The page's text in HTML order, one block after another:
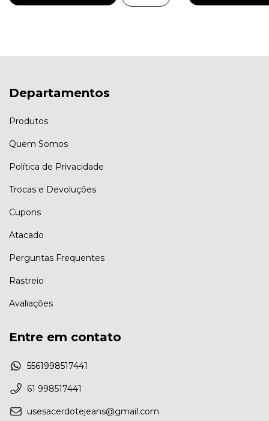
Departamentos
Produtos
Quem Somos
Política de Privacidade
Trocas e Devoluções
Cupons
Atacado
Perguntas Frequentes
Rastreio
Avaliações
Entre em contato
5561998517441
61 998517441
usesacerdotejeans@gmail.com